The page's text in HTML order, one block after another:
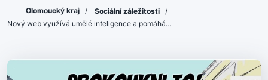
Olomoucký kraj / Sociální záležitosti /
Nový web využívá umělé inteligence a pomáhá…